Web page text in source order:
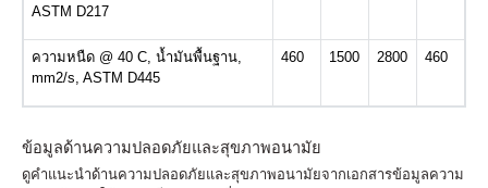
ASTM D217
ความหนืด @ 40 C, น้ำมันพื้นฐาน,
mm2/s, ASTM D445
460 1500 2800 460
ข้อมูลด้านความปลอดภัยและสุขภาพอนามัย
ดูคำแนะนำด้านความปลอดภัยและสุขภาพอนามัยจากเอกสารข้อมูลความ